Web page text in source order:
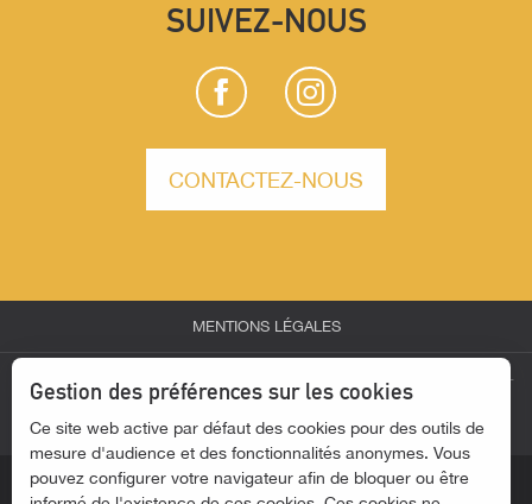
SUIVEZ-NOUS
CONTACTEZ-NOUS
MENTIONS LÉGALES
-
ACTUALITÉS - ACCESSIBILITÉ - SITE NON CONFORME
Gestion des préférences sur les cookies
Ce site web active par défaut des cookies pour des outils de
mesure d'audience et des fonctionnalités anonymes. Vous
pouvez configurer votre navigateur afin de bloquer ou être